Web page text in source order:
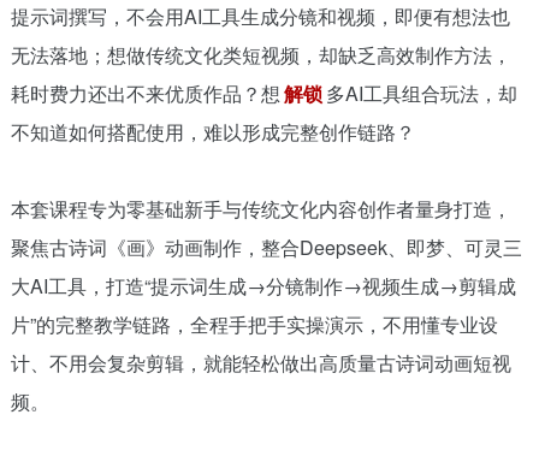
提示词撰写，不会用AI工具生成分镜和视频，即便有想法也
无法落地；想做传统文化类短视频，却缺乏高效制作方法，
耗时费力还出不来优质作品？想解锁多AI工具组合玩法，却
不知道如何搭配使用，难以形成完整创作链路？
本套课程专为零基础新手与传统文化内容创作者量身打造，
聚焦古诗词《画》动画制作，整合Deepseek、即梦、可灵三
大AI工具，打造“提示词生成→分镜制作→视频生成→剪辑成
片”的完整教学链路，全程手把手实操演示，不用懂专业设
计、不用会复杂剪辑，就能轻松做出高质量古诗词动画短视
频。